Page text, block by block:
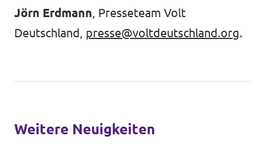
Jörn Erdmann, Presseteam Volt
Deutschland, presse@voltdeutschland.org.
Weitere Neuigkeiten